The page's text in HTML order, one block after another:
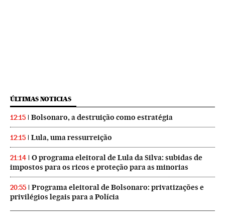
ÚLTIMAS NOTICIAS
12:15 Bolsonaro, a destruição como estratégia
12:15 Lula, uma ressurreição
21:14
O programa eleitoral de Lula da Silva: subidas de
impostos para os ricos e proteção para as minorias
20:55
Programa eleitoral de Bolsonaro: privatizações e
privilégios legais para a Polícia